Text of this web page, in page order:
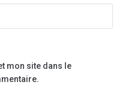
mon site dans le